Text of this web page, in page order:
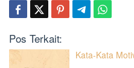
Pos Terkait:
Kata-Kata